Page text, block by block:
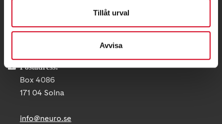
Tillåt urval
Avvisa
Ågatan 12 C, 172 62 Sundbyberg
Postadress:
Box 4086
171 04 Solna
info@neuro.se